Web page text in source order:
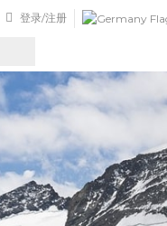
登录/注册